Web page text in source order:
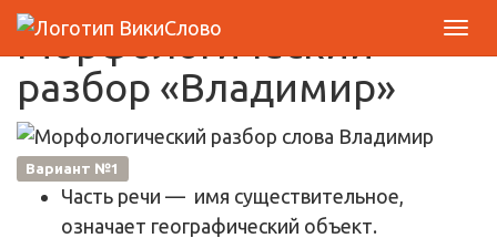
Морфологический
разбор «Владимир»
Вариант №1
Часть речи — имя существительное,
означает географический объект.